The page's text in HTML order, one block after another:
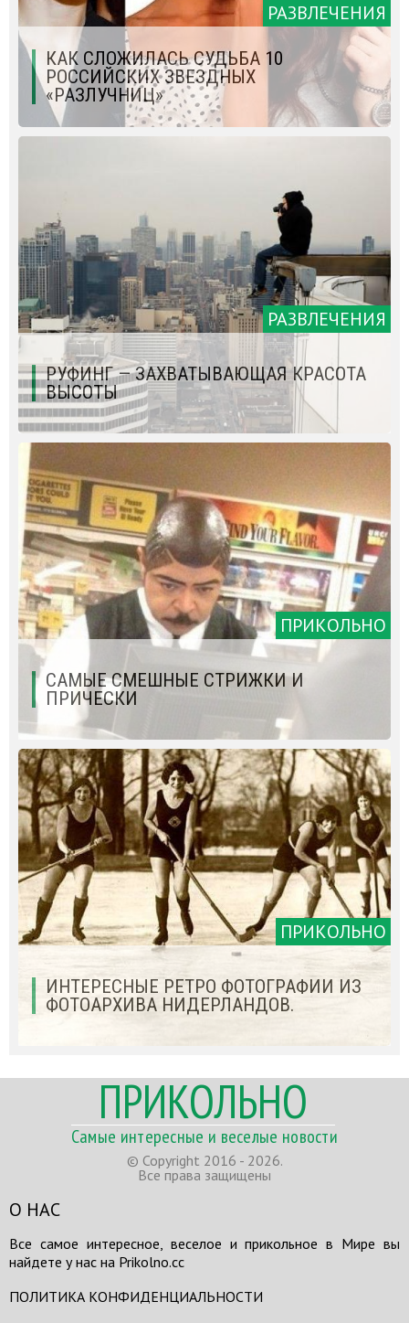
РАЗВЛЕЧЕНИЯ
КАК СЛОЖИЛАСЬ СУДЬБА 10
РОССИЙСКИХ ЗВЕЗДНЫХ
«РАЗЛУЧНИЦ»
РАЗВЛЕЧЕНИЯ
РУФИНГ — ЗАХВАТЫВАЮЩАЯ КРАСОТА
ВЫСОТЫ
ПРИКОЛЬНО
САМЫЕ СМЕШНЫЕ СТРИЖКИ И
ПРИЧЕСКИ
ПРИКОЛЬНО
ИНТЕРЕСНЫЕ РЕТРО ФОТОГРАФИИ ИЗ
ФОТОАРХИВА НИДЕРЛАНДОВ.
ПРИКОЛЬНО
Самые интересные и веселые новости
© Copyright 2016 - 2026.
Все права защищены
О НАС
Все самое интересное, веселое и прикольное в Мире вы
найдете у нас на Prikolno.cc
ПОЛИТИКА КОНФИДЕНЦИАЛЬНОСТИ